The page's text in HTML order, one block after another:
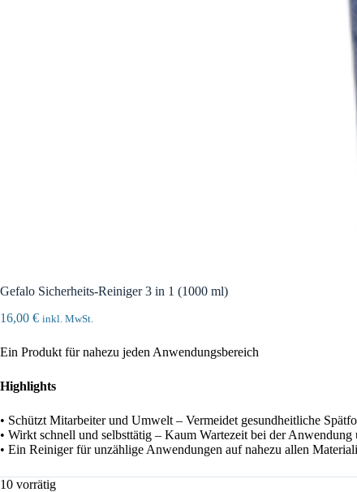
Gefalo Sicherheits-Reiniger 3 in 1 (1000 ml)
16,00 € inkl. MwSt.
Ein Produkt für nahezu jeden Anwendungsbereich
Highlights
• Schützt Mitarbeiter und Umwelt – Vermeidet gesundheitliche
• Wirkt schnell und selbsttätig – Kaum Wartezeit bei der
• Ein Reiniger für unzählige Anwendungen auf nahezu allen
10 vorrätig